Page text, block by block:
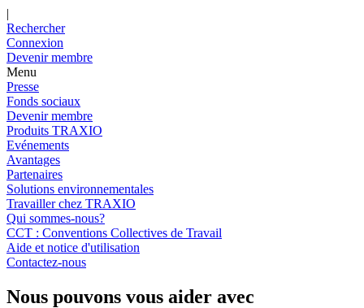
|
Rechercher
Connexion
Devenir membre
Menu
Presse
Fonds sociaux
Devenir membre
Produits TRAXIO
Evénements
Avantages
Partenaires
Solutions environnementales
Travailler chez TRAXIO
Qui sommes-nous?
CCT : Conventions Collectives de Travail
Aide et notice d'utilisation
Contactez-nous
Nous pouvons vous aider avec